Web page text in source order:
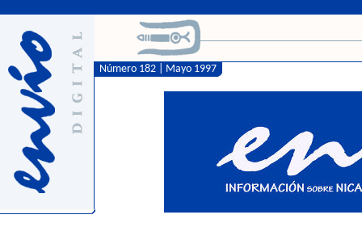
Número 182 | Mayo 1997